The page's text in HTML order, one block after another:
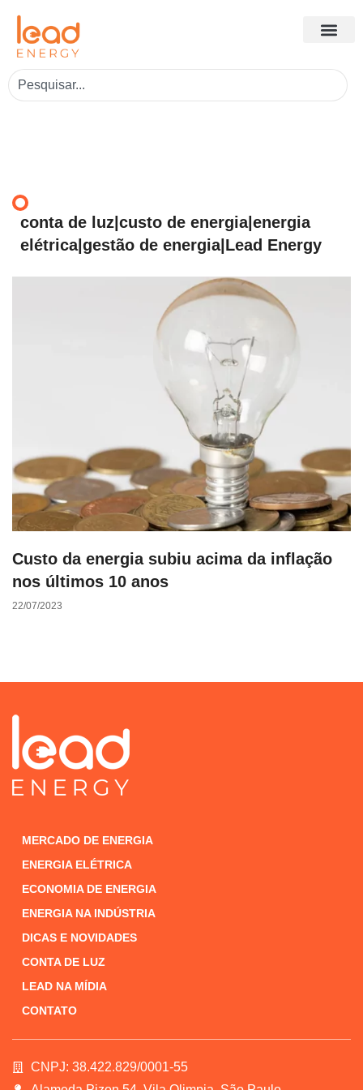
conta de luz|custo de energia|energia
elétrica|gestão de energia|Lead Energy
Custo da energia subiu acima da inflação
nos últimos 10 anos
22/07/2023
MERCADO DE ENERGIA
ENERGIA ELÉTRICA
ECONOMIA DE ENERGIA
ENERGIA NA INDÚSTRIA
DICAS E NOVIDADES
CONTA DE LUZ
LEAD NA MÍDIA
CONTATO
CNPJ: 38.422.829/0001-55